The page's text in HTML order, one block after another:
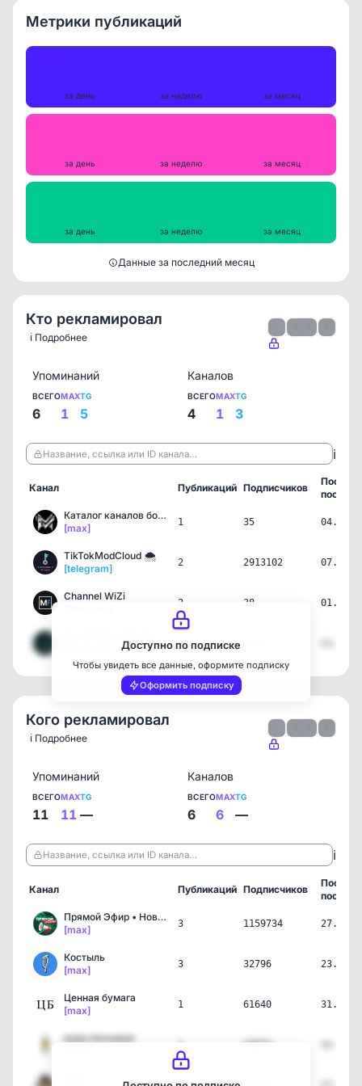
Метрики публикаций
за день за неделю за месяц
за день за неделю за месяц
за день за неделю за месяц
Данные за последний месяц
Кто рекламировал
ℹ️ Подробнее
Упоминаний
ВСЕГО
6
MAX
1
TG
5
Каналов
ВСЕГО
4
MAX
1
TG
3
Название, ссылка или ID канала… ℹ️
Канал Публикаций Подписчиков
пост
Каталог каналов ботов в …
[max]
1 35
TikTokModCloud 🌨️
[telegram]
2 2913102
Channel WiZi
2 38
1
Доступно по подписке
Чтобы увидеть все данные, оформите подписку
Оформить подписку
Кого рекламировал
ℹ️ Подробнее
Упоминаний
ВСЕГО
11
MAX
11
TG
—
Каналов
ВСЕГО
6
MAX
6
TG
—
Название, ссылка или ID канала… ℹ️
Канал Публикаций Подписчиков
пост
Прямой Эфир • Новости
[max]
3 1159734
Костыль
[max]
3 32796
Ценная бумага
[max]
1 61640
вода питьевая
1 44074